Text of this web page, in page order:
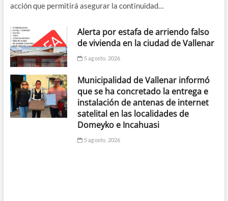
acción que permitirá asegurar la continuidad…
Alerta por estafa de arriendo falso
de vivienda en la ciudad de Vallenar
5 agosto, 2026
Municipalidad de Vallenar informó
que se ha concretado la entrega e
instalación de antenas de internet
satelital en las localidades de
Domeyko e Incahuasi
5 agosto, 2026